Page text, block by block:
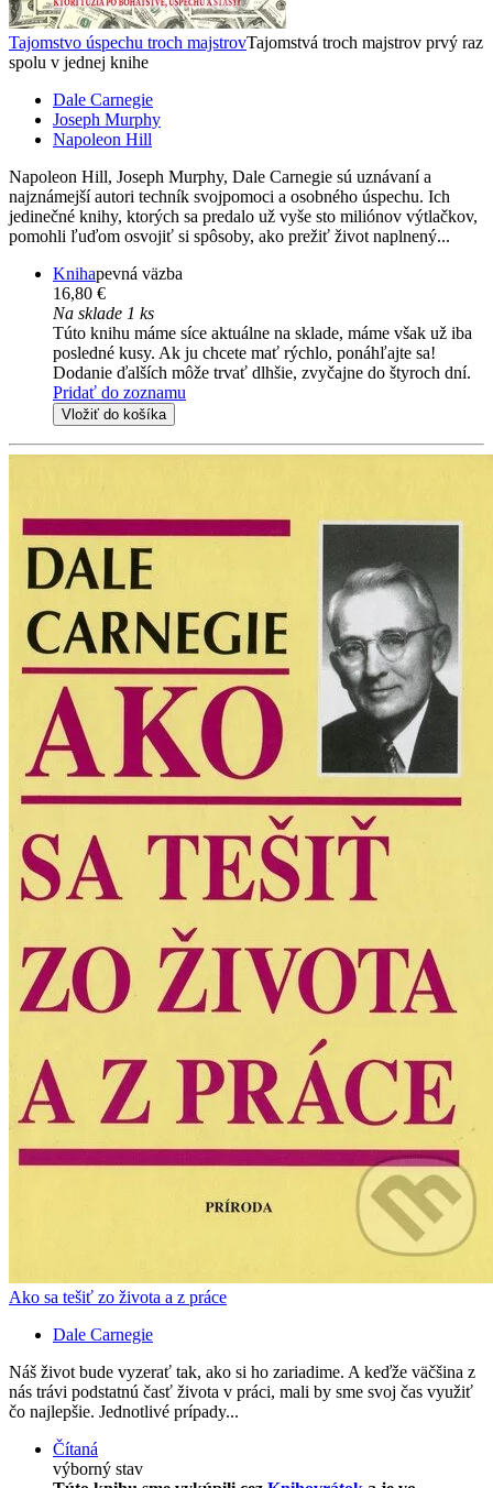
Tajomstvo úspechu troch majstrovTajomstvá troch majstrov prvý raz
spolu v jednej knihe
Dale Carnegie
Joseph Murphy
Napoleon Hill
Napoleon Hill, Joseph Murphy, Dale Carnegie sú uznávaní a
najznámejší autori techník svojpomoci a osobného úspechu. Ich
jedinečné knihy, ktorých sa predalo už vyše sto miliónov výtlačkov,
pomohli ľuďom osvojiť si spôsoby, ako prežiť život naplnený...
Knihapevná väzba
16,80 €
Na sklade 1 ks
Túto knihu máme síce aktuálne na sklade, máme však už iba
posledné kusy. Ak ju chcete mať rýchlo, ponáhľajte sa!
Dodanie ďalších môže trvať dlhšie, zvyčajne do štyroch dní.
Pridať do zoznamu
Vložiť do košíka
Ako sa tešiť zo života a z práce
Dale Carnegie
Náš život bude vyzerať tak, ako si ho zariadime. A keďže väčšina z
nás trávi podstatnú časť života v práci, mali by sme svoj čas využiť
čo najlepšie. Jednotlivé prípady...
Čítaná
výborný stav